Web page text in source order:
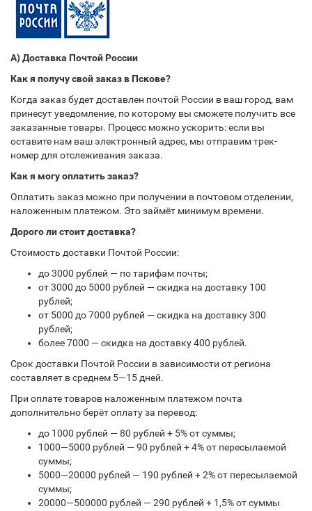
А) Доставка Почтой России
Как я получу свой заказ в Пскове?
Когда заказ будет доставлен почтой России в ваш город, вам
принесут уведомление, по которому вы сможете получить все
заказанные товары. Процесс можно ускорить: если вы
оставите нам ваш электронный адрес, мы отправим трек-
номер для отслеживания заказа.
Как я могу оплатить заказ?
Оплатить заказ можно при получении в почтовом отделении,
наложенным платежом. Это займёт минимум времени.
Дорого ли стоит доставка?
Стоимость доставки Почтой России:
до 3000 рублей — по тарифам почты;
от 3000 до 5000 рублей — скидка на доставку 100
рублей;
от 5000 до 7000 рублей — скидка на доставку 300
рублей;
более 7000 — скидка на доставку 400 рублей.
Срок доставки Почтой России в зависимости от региона
составляет в среднем 5—15 дней.
При оплате товаров наложенным платежом почта
дополнительно берёт оплату за перевод:
до 1000 рублей — 80 рублей + 5% от суммы;
1000—5000 рублей — 90 рублей + 4% от пересылаемой
суммы;
5000—20000 рублей — 190 рублей + 2% от пересылаемой
суммы;
20000—500000 рублей — 290 рублей + 1,5% от суммы